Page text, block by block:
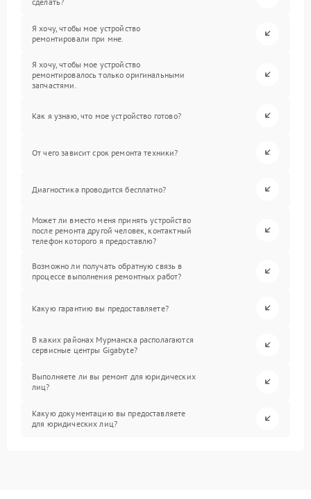
Я хочу, чтобы мое устройство
ремонтировали при мне.
Я хочу, чтобы мое устройство
ремонтировалось только оригинальными
запчастями.
Как я узнаю, что мое устройство готово?
От чего зависит срок ремонта техники?
Диагностика проводится бесплатно?
Может ли вместо меня принять устройство
после ремонта другой человек, контактный
телефон которого я предоставлю?
Возможно ли получать обратную связь в
процессе выполнения ремонтных работ?
Какую гарантию вы предоставляете?
В каких районах Мурманска располагаются
сервисные центры Gigabyte?
Выполняете ли вы ремонт для юридических
лиц?
Какую документацию вы предоставляете
для юридических лиц?